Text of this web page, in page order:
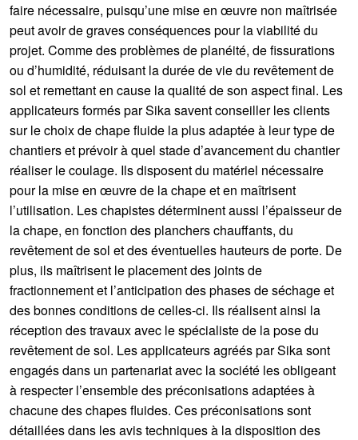
faire nécessaire, puisqu’une mise en œuvre non maîtrisée
peut avoir de graves conséquences pour la viabilité du
projet. Comme des problèmes de planéité, de fissurations
ou d’humidité, réduisant la durée de vie du revêtement de
sol et remettant en cause la qualité de son aspect final. Les
applicateurs formés par Sika savent conseiller les clients
sur le choix de chape fluide la plus adaptée à leur type de
chantiers et prévoir à quel stade d’avancement du chantier
réaliser le coulage. Ils disposent du matériel nécessaire
pour la mise en œuvre de la chape et en maîtrisent
l’utilisation. Les chapistes déterminent aussi l’épaisseur de
la chape, en fonction des planchers chauffants, du
revêtement de sol et des éventuelles hauteurs de porte. De
plus, ils maîtrisent le placement des joints de
fractionnement et l’anticipation des phases de séchage et
des bonnes conditions de celles-ci. Ils réalisent ainsi la
réception des travaux avec le spécialiste de la pose du
revêtement de sol. Les applicateurs agréés par Sika sont
engagés dans un partenariat avec la société les obligeant
à respecter l’ensemble des préconisations adaptées à
chacune des chapes fluides. Ces préconisations sont
détaillées dans les avis techniques à la disposition des